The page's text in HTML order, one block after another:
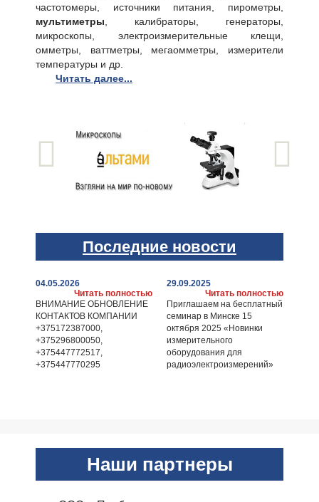
частотомеры, источники питания, пирометры,
мультиметры, калибраторы, генераторы,
микроскопы, электроизмерительные клещи,
омметры, ваттметры, мегаомметры, измерители
температуры и др.
Читать далее...
Последние новости
04.05.2026
Читать полностью
ВНИМАНИЕ ОБНОВЛЕНИЕ
КОНТАКТОВ КОМПАНИИ
+375172387000,
+375296800050,
+375447772517,
+375447770295
29.09.2025
Читать полностью
Приглашаем на бесплатный
семинар в Минске 15
октября 2025 «Новинки
измерительного
оборудования для
радиоэлектроизмерений»
Наши партнеры